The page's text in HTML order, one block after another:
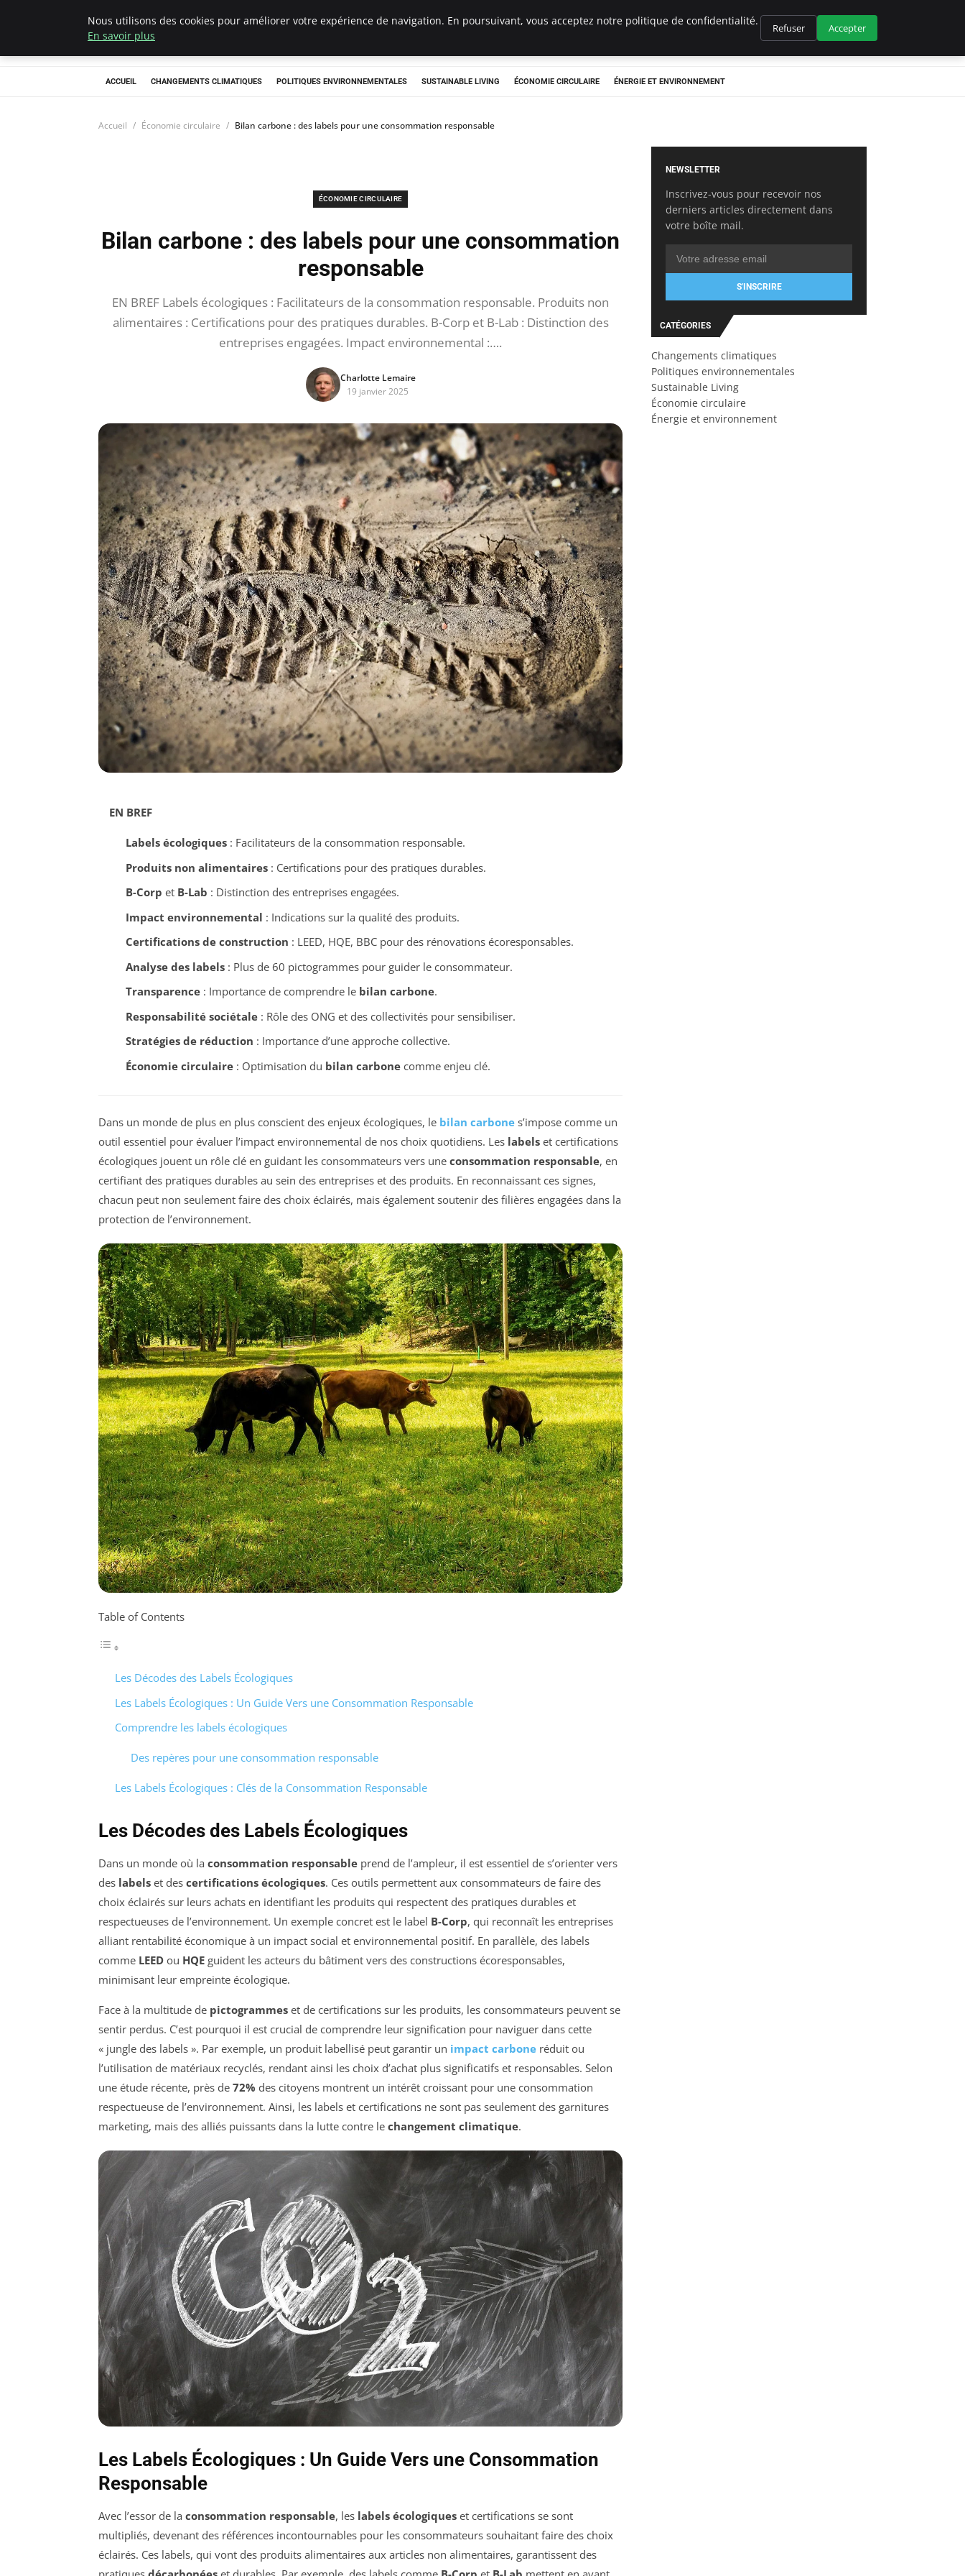
Climategatecountryclub.com
ACCUEIL CHANGEMENTS CLIMATIQUES POLITIQUES ENVIRONNEMENTALES SUSTAINABLE LIVING ÉCONOMIE CIRCULAIRE ÉNERGIE ET ENVIRONNEMENT
Accueil Économie circulaire Bilan carbone : des labels pour une consommation responsable
ÉCONOMIE CIRCULAIRE
Bilan carbone : des labels pour une consommation
responsable
EN BREF Labels écologiques : Facilitateurs de la consommation responsable. Produits non
alimentaires : Certifications pour des pratiques durables. B-Corp et B-Lab : Distinction des
entreprises engagées. Impact environnemental :….
Charlotte Lemaire
19 janvier 2025
EN BREF
Labels écologiques: Facilitateurs de la consommation responsable.
Produits non alimentaires: Certifications pour des pratiques durables.
B-Corp et B-Lab : Distinction des entreprises engagées.
Impact environnemental : Indications sur la qualité des produits.
Certifications de construction : LEED, HQE, BBC pour des rénovations écoresponsables.
Analyse des labels: Plus de 60 pictogrammes pour guider le consommateur.
Transparence: Importance de comprendre le bilan carbone.
Responsabilité sociétale: Rôle des ONG et des collectivités pour sensibiliser.
Stratégies de réduction : Importance d’une approche collective.
Économie circulaire: Optimisation du bilan carbonecomme enjeu clé.
Dans un monde de plus en plus conscient des enjeux écologiques, le bilan carbone s’impose comme un
outil essentiel pour évaluer l’impact environnemental de nos choix quotidiens. Les labels et certifications
écologiques jouent un rôle clé en guidant les consommateurs vers une consommation responsable, en
certifiant des pratiques durables au sein des entreprises et des produits. En reconnaissant ces signes,
chacun peut non seulement faire des choix éclairés, mais également soutenir des filières engagées dans la
protection de l’environnement.
Table of Contents
Les Décodes des Labels Écologiques
Les Labels Écologiques : Un Guide Vers une Consommation Responsable
Comprendre les labels écologiques
Des repères pour une consommation responsable
Les Labels Écologiques : Clés de la Consommation Responsable
Les Décodes des Labels Écologiques
Dans un monde où la consommation responsable prend de l’ampleur, il est essentiel de s’orienter vers
des labels et des certifications écologiques. Ces outils permettent aux consommateurs de faire des
choix éclairés sur leurs achats en identifiant les produits qui respectent des pratiques durables et
respectueuses de l’environnement. Un exemple concret est le label B-Corp, qui reconnaît les entreprises
alliant rentabilité économique à un impact social et environnemental positif. En parallèle, des labels
comme LEED ou HQE guident les acteurs du bâtiment vers des constructions écoresponsables,
minimisant leur empreinte écologique.
Face à la multitude de pictogrammes et de certifications sur les produits, les consommateurs peuvent se
sentir perdus. C’est pourquoi il est crucial de comprendre leur signification pour naviguer dans cette
« jungle des labels ». Par exemple, un produit labellisé peut garantir un impact carbone réduit ou
l’utilisation de matériaux recyclés, rendant ainsi les choix d’achat plus significatifs et responsables. Selon
une étude récente, près de 72% des citoyens montrent un intérêt croissant pour une consommation
respectueuse de l’environnement. Ainsi, les labels et certifications ne sont pas seulement des garnitures
marketing, mais des alliés puissants dans la lutte contre le changement climatique.
Les Labels Écologiques : Un Guide Vers une Consommation
Responsable
Avec l’essor de la consommation responsable, les labels écologiques et certifications se sont
multipliés, devenant des références incontournables pour les consommateurs souhaitant faire des choix
éclairés. Ces labels, qui vont des produits alimentaires aux articles non alimentaires, garantissent des
NEWSLETTER
Inscrivez-vous pour recevoir nos
derniers articles directement dans
votre boîte mail.
S'INSCRIRE
CATÉGORIES
Changements climatiques
Politiques environnementales
Sustainable Living
Économie circulaire
Énergie et environnement
Nous utilisons des cookies pour améliorer votre expérience de navigation. En poursuivant, vous acceptez notre politique de confidentialité.
En savoir plus
Refuser Accepter